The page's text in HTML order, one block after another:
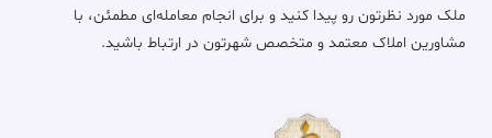
ملک مورد نظرتون رو پیدا کنید و برای انجام معامله‌ای مطمئن، با
مشاورین املاک معتمد و متخصص شهرتون در ارتباط باشید.